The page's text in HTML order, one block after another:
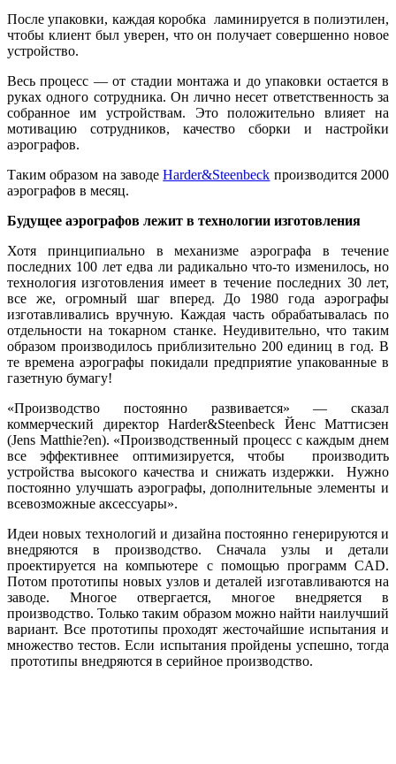
После упаковки, каждая коробка ламинируется в полиэтилен,
чтобы клиент был уверен, что он получает совершенно новое
устройство.
Весь процесс — от стадии монтажа и до упаковки остается в
руках одного сотрудника. Он лично несет ответственность за
собранное им устройствам. Это положительно влияет на
мотивацию сотрудников, качество сборки и настройки
аэрографов.
Таким образом на заводеHarder&Steenbeck производится 2000
аэрографов в месяц.
Будущее аэрографов лежит в технологии изготовления
Хотя принципиально в механизме аэрографа в течение
последних 100 лет едва ли радикально что-то изменилось, но
технология изготовления имеет в течение последних 30 лет,
все же, огромный шаг вперед. До 1980 года аэрографы
изготавливались вручную. Каждая часть обрабатывалась по
отдельности на токарном станке. Неудивительно, что таким
образом производилось приблизительно 200 единиц в год. В
те времена аэрографы покидали предприятие упакованные в
газетную бумагу!
«Производство постоянно развивается» — сказал
коммерческий директор Harder&Steenbeck Йенс Маттисзен
(Jens Matthie?en). «Производственный процесс с каждым днем
все эффективнее оптимизируется, чтобы производить
устройства высокого качества и снижать издержки. Нужно
постоянно улучшать аэрографы, дополнительные элементы и
всевозможные аксессуары».
Идеи новых технологий и дизайна постоянно генерируются и
внедряются в производство. Сначала узлы и детали
проектируется на компьютере с помощью программ CAD.
Потом прототипы новых узлов и деталей изготавливаются на
заводе. Многое отвергается, многое внедряется в
производство. Только таким образом можно найти наилучший
вариант. Все прототипы проходят жесточайшие испытания и
множество тестов. Если испытания пройдены успешно, тогда
прототипы внедряются в серийное производство.